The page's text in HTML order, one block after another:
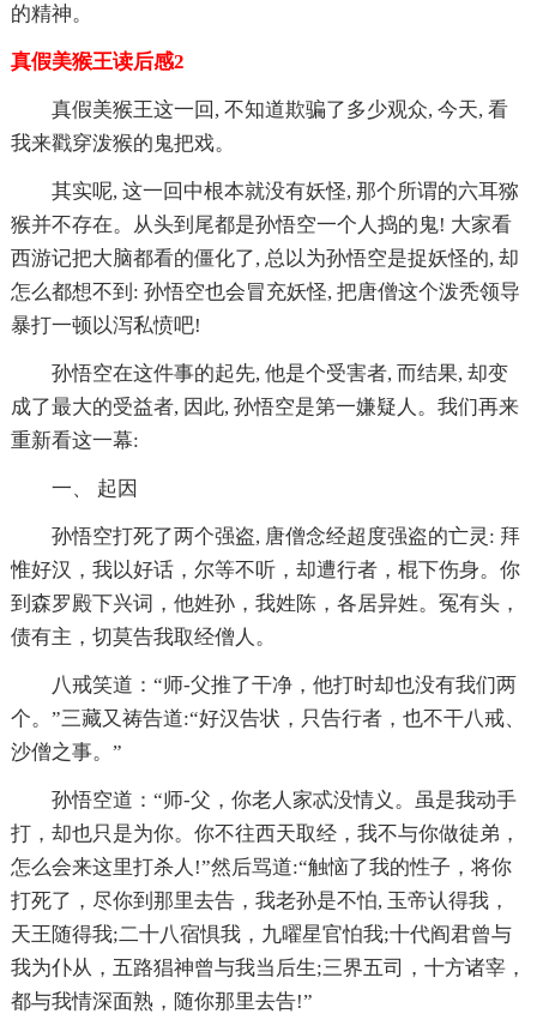
的精神。
真假美猴王读后感2
真假美猴王这一回, 不知道欺骗了多少观众, 今天, 看
我来戳穿泼猴的鬼把戏。
其实呢, 这一回中根本就没有妖怪, 那个所谓的六耳猕
猴并不存在。从头到尾都是孙悟空一个人捣的鬼! 大家看
西游记把大脑都看的僵化了, 总以为孙悟空是捉妖怪的, 却
怎么都想不到: 孙悟空也会冒充妖怪, 把唐僧这个泼秃领导
暴打一顿以泻私愤吧!
孙悟空在这件事的起先, 他是个受害者, 而结果, 却变
成了最大的受益者, 因此, 孙悟空是第一嫌疑人。我们再来
重新看这一幕:
一、 起因
孙悟空打死了两个强盗, 唐僧念经超度强盗的亡灵: 拜
惟好汉，我以好话，尔等不听，却遭行者，棍下伤身。你
到森罗殿下兴词，他姓孙，我姓陈，各居异姓。冤有头，
债有主，切莫告我取经僧人。
八戒笑道：“师-父推了干净，他打时却也没有我们两
个。”三藏又祷告道:“好汉告状，只告行者，也不干八戒、
沙僧之事。”
孙悟空道：“师-父，你老人家忒没情义。虽是我动手
打，却也只是为你。你不往西天取经，我不与你做徒弟，
怎么会来这里打杀人!”然后骂道:“触恼了我的性子，将你
打死了，尽你到那里去告，我老孙是不怕, 玉帝认得我，
天王随得我;二十八宿惧我，九曜星官怕我;十代阎君曾与
我为仆从，五路猖神曾与我当后生;三界五司，十方诸宰，
都与我情深面熟，随你那里去告!”